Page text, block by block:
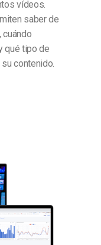
vídeos.
saber de
qué tipo de
contenido.